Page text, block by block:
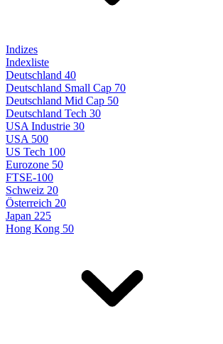
Indizes
Indexliste
Deutschland 40
Deutschland Small Cap 70
Deutschland Mid Cap 50
Deutschland Tech 30
USA Industrie 30
USA 500
US Tech 100
Eurozone 50
FTSE-100
Schweiz 20
Österreich 20
Japan 225
Hong Kong 50